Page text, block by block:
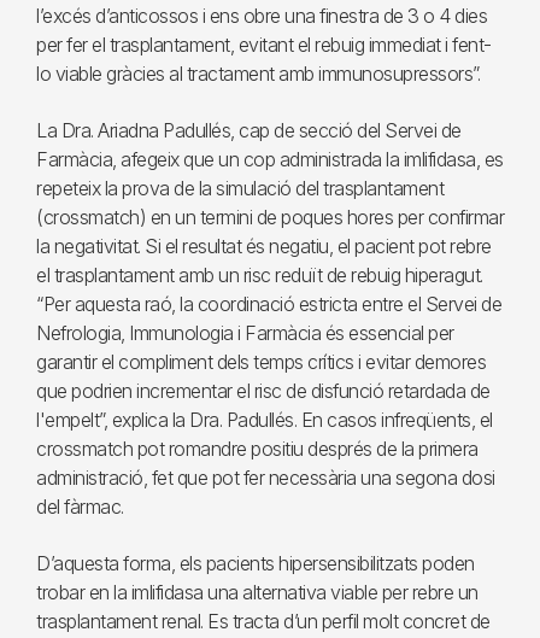
l’excés d’anticossos i ens obre una finestra de 3 o 4 dies
per fer el trasplantament, evitant el rebuig immediat i fent-
lo viable gràcies al tractament amb immunosupressors”.
La Dra. Ariadna Padullés, cap de secció del Servei de
Farmàcia, afegeix que un cop administrada la imlifidasa, es
repeteix la prova de la simulació del trasplantament
(crossmatch) en un termini de poques hores per confirmar
la negativitat. Si el resultat és negatiu, el pacient pot rebre
el trasplantament amb un risc reduït de rebuig hiperagut.
“Per aquesta raó, la coordinació estricta entre el Servei de
Nefrologia, Immunologia i Farmàcia és essencial per
garantir el compliment dels temps crítics i evitar demores
que podrien incrementar el risc de disfunció retardada de
l'empelt”, explica la Dra. Padullés. En casos infreqüents, el
crossmatch pot romandre positiu després de la primera
administració, fet que pot fer necessària una segona dosi
del fàrmac.
D’aquesta forma, els pacients hipersensibilitzats poden
trobar en la imlifidasa una alternativa viable per rebre un
trasplantament renal. Es tracta d’un perfil molt concret de